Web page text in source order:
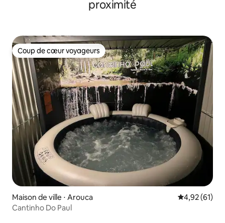
proximité
Coup de cœur voyageurs
Coup de cœur voyageurs
Maison de ville ⋅ Arouca Évaluation
4,92 (61)
Cantinho Do Paul